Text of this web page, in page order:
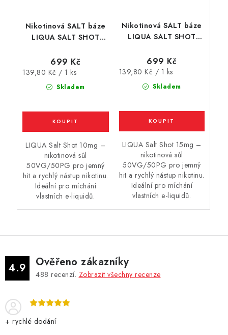
Nikotinová SALT báze
LIQUA SALT SHOT
/ 10mg
Skladem
699 Kč
Měrná
139,80 Kč / 1 ks
LIQUA Salt Shot 10mg –
nikotinová sůl
50VG/50PG pro jemný
hit a rychlý nástup nikotinu.
Ideální pro míchání
vlastních e-liquidů.
Nikotinová SALT báze
LIQUA SALT SHOT
/ 15mg
Skladem
699 Kč
Měrná
139,80 Kč / 1 ks
LIQUA Salt Shot 15mg –
nikotinová sůl
50VG/50PG pro jemný
hit a rychlý nástup nikotinu.
Ideální pro míchání
vlastních e-liquidů.
4.9 Ověřeno zákazníky
488 recenzí. Zobrazit všechny recenze
+ rychlé dodání